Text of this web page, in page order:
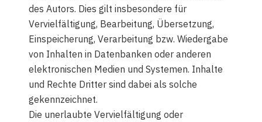
des Autors. Dies gilt insbesondere für
Vervielfältigung, Bearbeitung, Übersetzung,
Einspeicherung, Verarbeitung bzw. Wiedergabe
von Inhalten in Datenbanken oder anderen
elektronischen Medien und Systemen. Inhalte
und Rechte Dritter sind dabei als solche
gekennzeichnet.
Die unerlaubte Vervielfältigung oder